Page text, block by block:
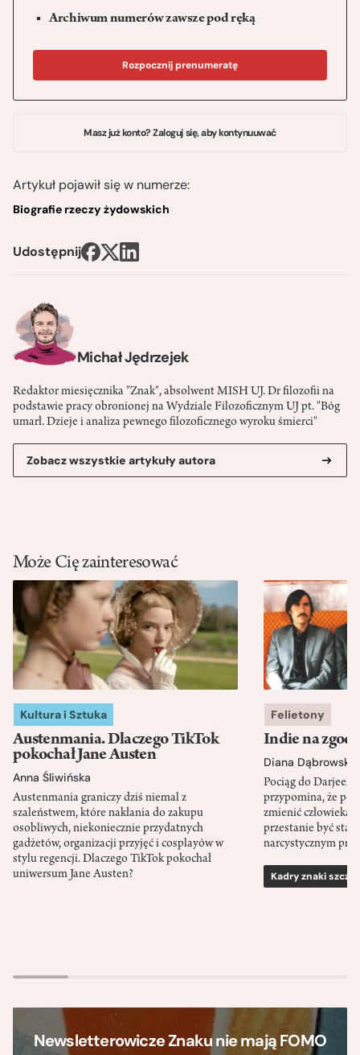
Michał Jędrzejek
Redaktor miesięcznika "Znak", absolwent MISH UJ. Dr filozofii na
podstawie pracy obronionej na Wydziale Filozoficznym UJ pt. "Bóg
umarł. Dzieje i analiza pewnego filozoficznego wyroku śmierci"
Zobacz wszystkie artykuły autora
Archiwum numerów zawsze pod ręką
Rozpocznij prenumeratę
Masz już konto? Zaloguj się, aby kontynuuwać
Artykuł pojawił się w numerze:
Biografie rzeczy żydowskich
Udostępnij
Może Cię zainteresować
Kultura i Sztuka
Austenmania. Dlaczego TikTok
pokochał Jane Austen
Anna Śliwińska
Austenmania graniczy dziś niemal z
szaleństwem, które nakłania do zakupu
osobliwych, niekoniecznie przydatnych
gadżetów, organizacji przyjęć i cosplayów w
stylu regencji. Dlaczego TikTok pokochał
uniwersum Jane Austen?
Felietony
Indie na
Diana Dąbrowska
Pociąg do
przypomina, że
zmienić człowieka
przestanie być
narcystycznym
Kadry znaki
Newsletterowicze Znaku nie mają FOMO